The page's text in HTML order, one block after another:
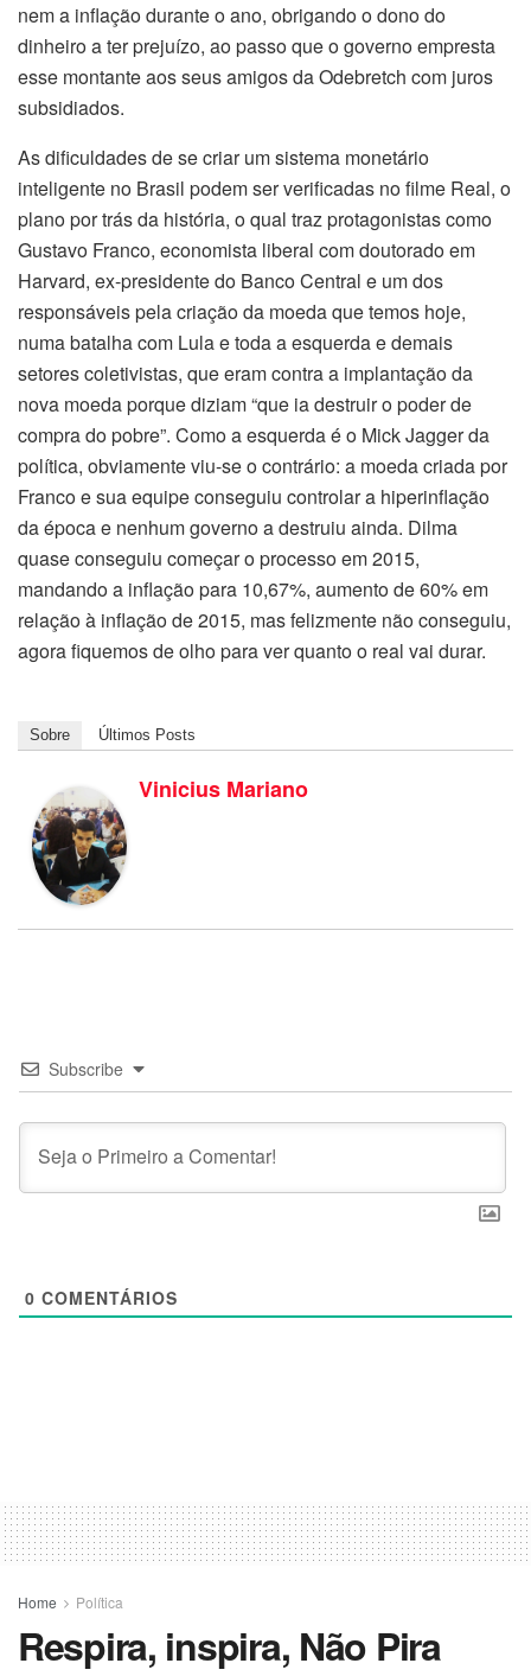
nem a inflação durante o ano, obrigando o dono do
dinheiro a ter prejuízo, ao passo que o governo empresta
esse montante aos seus amigos da Odebretch com juros
subsidiados.
As dificuldades de se criar um sistema monetário
inteligente no Brasil podem ser verificadas no filme Real, o
plano por trás da história, o qual traz protagonistas como
Gustavo Franco, economista liberal com doutorado em
Harvard, ex-presidente do Banco Central e um dos
responsáveis pela criação da moeda que temos hoje,
numa batalha com Lula e toda a esquerda e demais
setores coletivistas, que eram contra a implantação da
nova moeda porque diziam “que ia destruir o poder de
compra do pobre”. Como a esquerda é o Mick Jagger da
política, obviamente viu-se o contrário: a moeda criada por
Franco e sua equipe conseguiu controlar a hiperinflação
da época e nenhum governo a destruiu ainda. Dilma
quase conseguiu começar o processo em 2015,
mandando a inflação para 10,67%, aumento de 60% em
relação à inflação de 2015, mas felizmente não conseguiu,
agora fiquemos de olho para ver quanto o real vai durar.
Sobre Últimos Posts
Vinicius Mariano
Subscribe
0 COMENTÁRIOS
Home Política
Respira, inspira, Não Pira